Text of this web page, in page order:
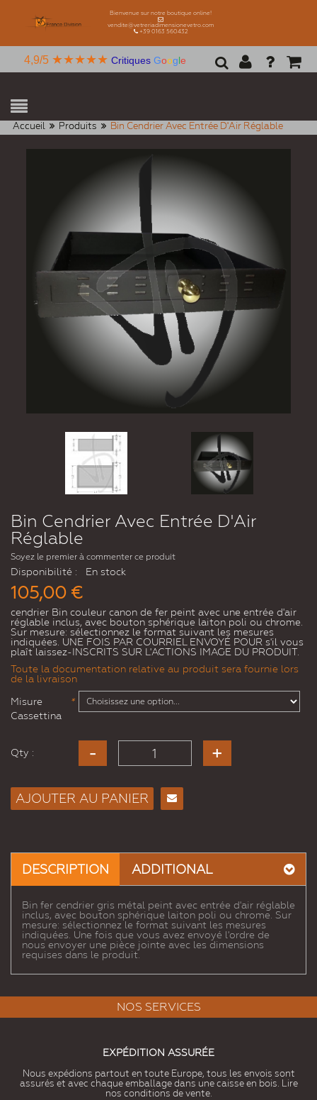
Bienvenue sur notre boutique online!
vendite@vetreriadimensionevetro.com
+39 0163 560432
4,9/5 ★★★★★ Critiques Google
Accueil Produits Bin Cendrier Avec Entrée D'Air Réglable
Bin Cendrier Avec Entrée D'Air
Réglable
Soyez le premier à commenter ce produit
Disponibilité : En stock
105,00 €
cendrier Bin couleur canon de fer peint avec une entrée d'air
réglable inclus, avec bouton sphérique laiton poli ou chrome.
Sur mesure: sélectionnez le format suivant les mesures
indiquées. UNE FOIS PAR COURRIEL ENVOYÉ POUR s'il vous
plaît laissez-INSCRITS SUR L'ACTIONS IMAGE DU PRODUIT.
Toute la documentation relative au produit sera fournie lors
de la livraison
*
Misure
Cassettina
Qty :
AJOUTER AU PANIER
DESCRIPTION ADDITIONAL
Bin fer cendrier gris métal peint avec entrée d'air réglable
inclus, avec bouton sphérique laiton poli ou chrome. Sur
mesure: sélectionnez le format suivant les mesures
indiquées. Une fois que vous avez envoyé l'ordre de
nous envoyer une pièce jointe avec les dimensions
requises dans le produit.
NOS SERVICES
EXPÉDITION ASSURÉE
Nous expédions partout en toute Europe, tous les envois sont
assurés et avec chaque emballage dans une caisse en bois. Lire
nos conditions de vente.